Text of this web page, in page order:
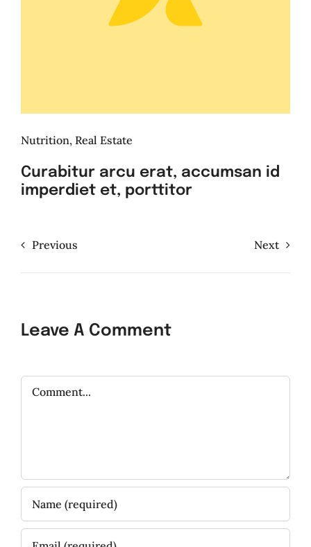
Nutrition, Real Estate
Curabitur arcu erat, accumsan id
imperdiet et, porttitor
Previous Next
Leave A Comment
Comment